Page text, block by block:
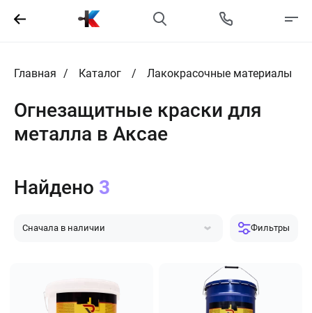
Главная Каталог Лакокрасочные материалы
Огнезащитные краски для
металла в Аксае
Сначала в наличии
Фильтры
Найдено 3